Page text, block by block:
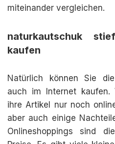
miteinander vergleichen.
naturkautschuk
kaufen
Natürlich können Sie
auch im Internet kaufen.
ihre Artikel nur noch
aber auch einige
Onlineshoppings sind